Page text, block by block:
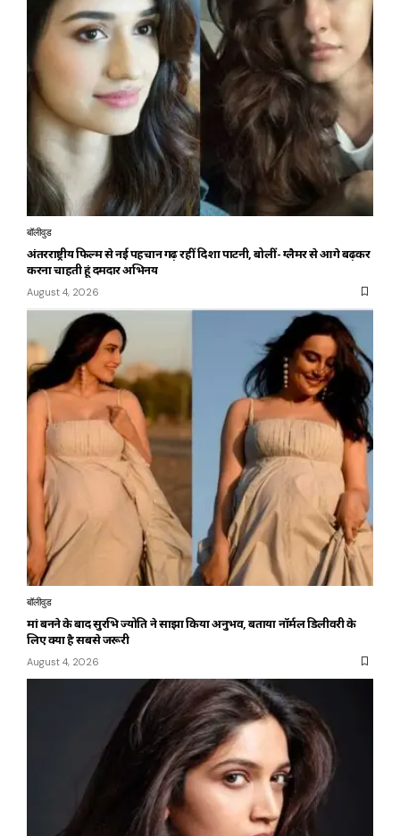
बॉलीवुड
अंतरराष्ट्रीय फिल्म से नई पहचान गढ़ रहीं दिशा पाटनी, बोलीं- ग्लैमर से आगे बढ़कर
करना चाहती हूं दमदार अभिनय
August 4, 2026
बॉलीवुड
मां बनने के बाद सुरभि ज्योति ने साझा किया अनुभव, बताया नॉर्मल डिलीवरी के
लिए क्या है सबसे जरूरी
August 4, 2026